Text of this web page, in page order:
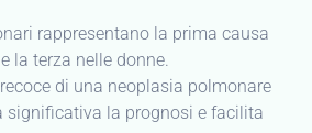
rappresentano la prima causa
la terza nelle donne.
di una neoplasia polmonare
significativa la prognosi e facilita